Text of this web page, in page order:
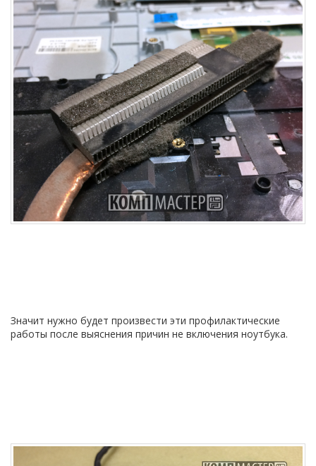
Значит нужно будет произвести эти профилактические
работы после выяснения причин не включения ноутбука.